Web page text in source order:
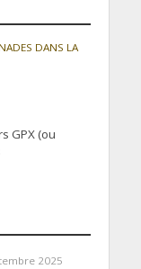
DANS LA
GPX (ou
2025